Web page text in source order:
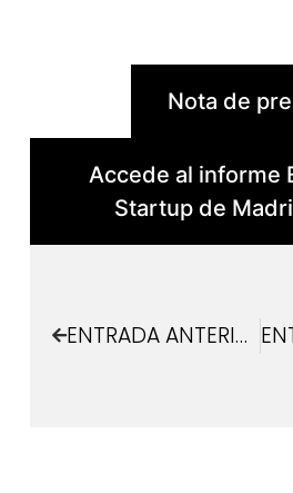
Nota de
Accede al informe
Startup de
ENTRADA ANTERIOR